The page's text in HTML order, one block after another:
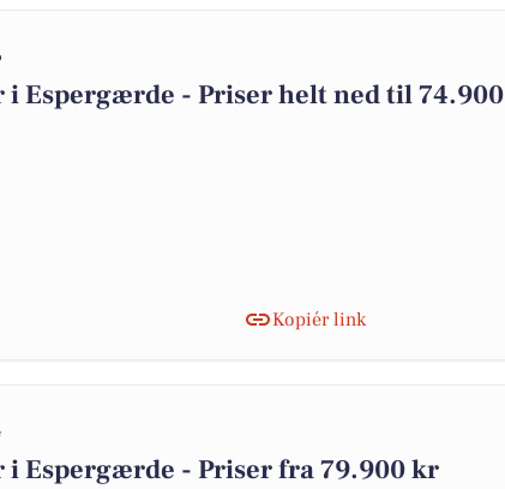
Espergærde - Priser helt ned til 74.900
Kopiér link
Espergærde - Priser fra 79.900 kr